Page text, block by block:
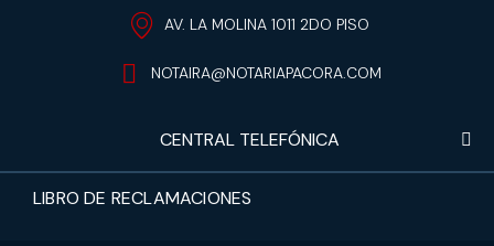
AV. LA MOLINA 1011 2DO PISO
NOTAIRA@NOTARIAPACORA.COM
CENTRAL TELEFÓNICA
LIBRO DE RECLAMACIONES